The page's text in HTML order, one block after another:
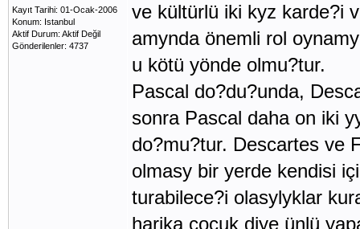
Kayıt Tarihi: 01-Ocak-2006
Konum: Istanbul
Aktif Durum: Aktif Değil
Gönderilenler: 4737
ve kültürlü iki kyz karde?i
amynda önemli rol
u kötü yönde olmu?tur.
Pascal do?du?unda,
sonra Pascal daha on iki
do?mu?tur. Descartes ve
olmasy bir yerde kendisi
turabilece?i olasylyklar
harika çocuk diye ünlü